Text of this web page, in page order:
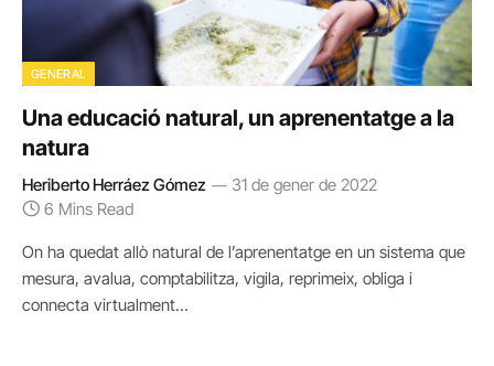
GENERAL
Una educació natural, un aprenentatge a la
natura
Heriberto Herráez Gómez
31 de gener de 2022
6 Mins Read
On ha quedat allò natural de l’aprenentatge en un sistema que
mesura, avalua, comptabilitza, vigila, reprimeix, obliga i
connecta virtualment…